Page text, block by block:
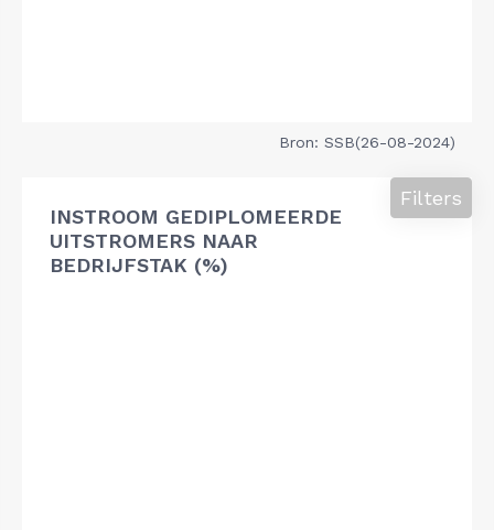
Bron: SSB(26-08-2024)
INSTROOM GEDIPLOMEERDE
UITSTROMERS NAAR
BEDRIJFSTAK (%)
Filters